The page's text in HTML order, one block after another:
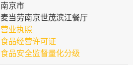
南京市
麦当劳南京世茂滨江餐厅
营业执照
食品经营许可证
食品安全监督量化分级